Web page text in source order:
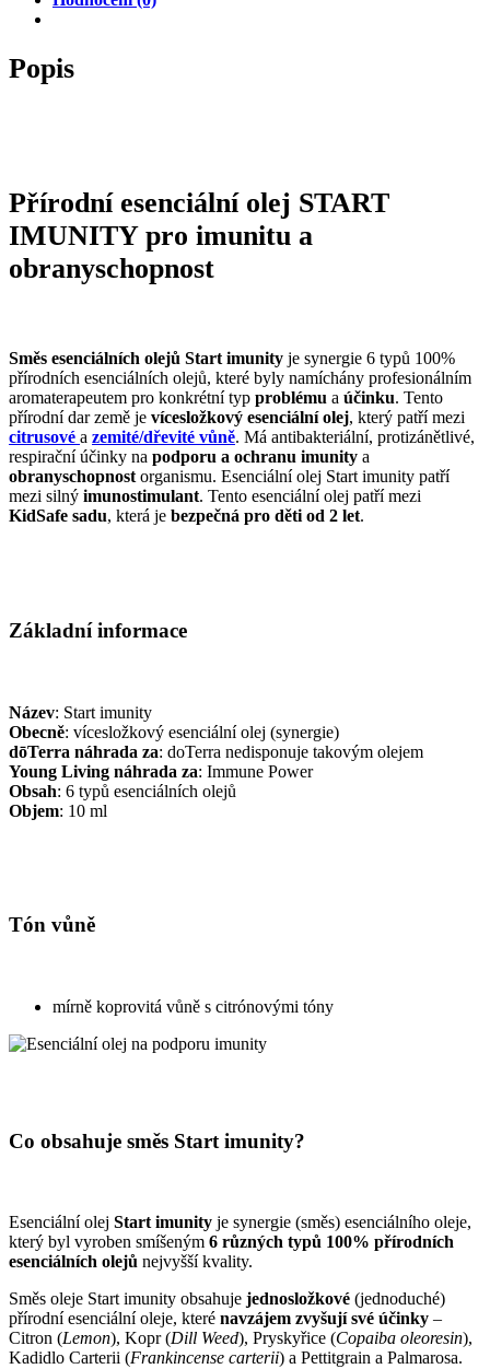
Popis
Přírodní esenciální olej START
IMUNITY pro imunitu a
obranyschopnost
Směs esenciálních olejů Start imunity je synergie 6 typů 100%
přírodních esenciálních olejů, které byly namíchány profesionálním
aromaterapeutem pro konkrétní typ problému a účinku. Tento
přírodní dar země je vícesložkový esenciální olej, který patří mezi
citrusové a zemité/dřevité vůně. Má antibakteriální, protizánětlivé,
respirační účinky na podporu a ochranu imunity a
obranyschopnost organismu. Esenciální olej Start imunity patří
mezi silný imunostimulant. Tento esenciální olej patří mezi
KidSafe sadu, která je bezpečná pro děti od 2 let.
Základní informace
Název: Start imunity
Obecně: vícesložkový esenciální olej (synergie)
dōTerra náhrada za: doTerra nedisponuje takovým olejem
Young Living náhrada za: Immune Power
Obsah: 6 typů esenciálních olejů
Objem: 10 ml
Tón vůně
mírně koprovitá vůně s citrónovými tóny
Co obsahuje směs Start imunity?
Esenciální olej Start imunity je synergie (směs) esenciálního oleje,
který byl vyroben smíšeným 6 různých typů 100% přírodních
esenciálních olejů nejvyšší kvality.
Směs oleje Start imunity obsahuje jednosložkové (jednoduché)
přírodní esenciální oleje, které navzájem zvyšují své účinky –
Citron (Lemon), Kopr (Dill Weed), Pryskyřice (Copaiba oleoresin),
Kadidlo Carterii (Frankincense carterii) a Pettitgrain a Palmarosa.